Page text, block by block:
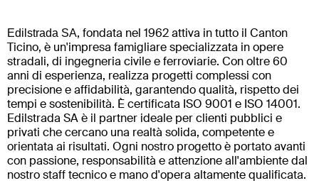
Edilstrada SA, fondata nel 1962 attiva in tutto il Canton
Ticino, è un'impresa famigliare specializzata in opere
stradali, di ingegneria civile e ferroviarie. Con oltre 60
anni di esperienza, realizza progetti complessi con
precisione e affidabilità, garantendo qualità, rispetto dei
tempi e sostenibilità. È certificata ISO 9001 e ISO 14001.
Edilstrada SA è il partner ideale per clienti pubblici e
privati che cercano una realtà solida, competente e
orientata ai risultati. Ogni nostro progetto è portato avanti
con passione, responsabilità e attenzione all'ambiente dal
nostro staff tecnico e mano d'opera altamente qualificata.